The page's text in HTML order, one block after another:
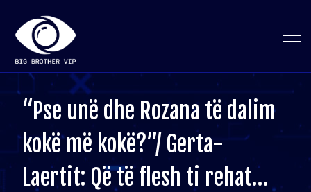
“Pse unë dhe Rozana të dalim
kokë më kokë?”/ Gerta-
Laertit: Që të flesh ti rehat…